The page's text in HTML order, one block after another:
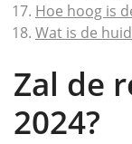
Hoe hoog is
Wat is de
Zal de
2024?